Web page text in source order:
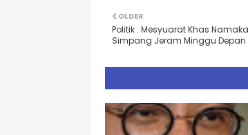
OLDER
Politik : Mesyuarat Khas
Simpang Jeram Minggu